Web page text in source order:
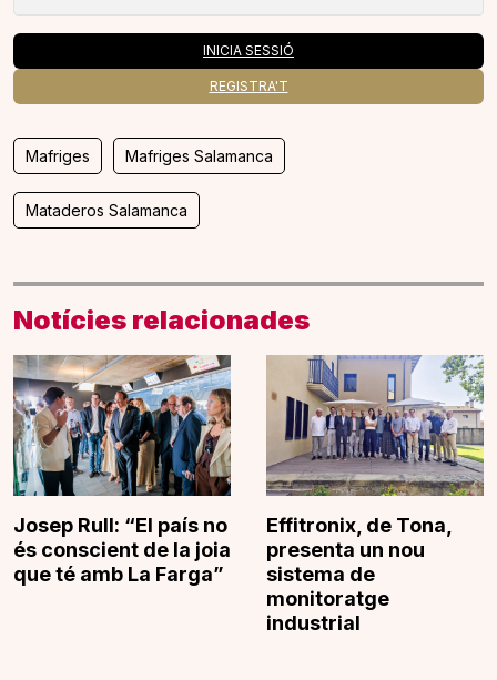
INICIA SESSIÓ
REGISTRA'T
Mafriges Mafriges Salamanca
Mataderos Salamanca
Notícies relacionades
Josep Rull: “El país no
és conscient de la joia
que té amb La Farga”
Effitronix, de Tona,
presenta un nou
sistema de
monitoratge
industrial